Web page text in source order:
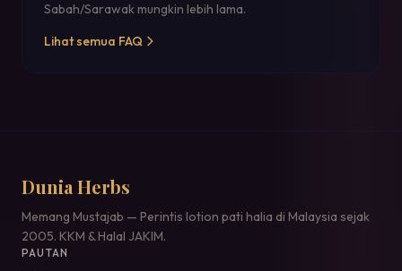
Sabah/Sarawak mungkin lebih lama.
Lihat semua FAQ
Dunia Herbs
Memang Mustajab — Perintis lotion pati halia di Malaysia sejak
2005. KKM & Halal JAKIM.
PAUTAN